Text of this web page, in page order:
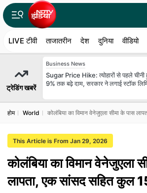
LIVE टीवी ताजातरीन देश दुनिया वीडियो
ट्रेडिंग खबरें
Business News
Sugar Price Hike: त्योहारों से पहले चीनी
9% तक बढ़े दाम, सरकार ने लगाई स्टॉक
होम World कोलंबिया का विमान वेनेजुएला सीमा के पास
This Article is From Jan 29, 2026
कोलंबिया का विमान वेनेजुएला
लापता, एक सांसद सहित कुल